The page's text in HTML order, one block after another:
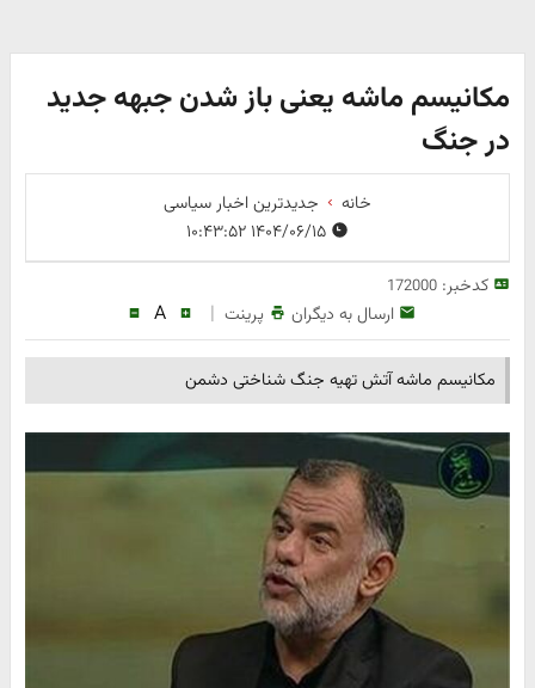
مکانیسم ماشه یعنی باز شدن جبهه جدید
در جنگ
خانه
جدیدترین اخبار سیاسی
کدخبر:172000
ارسال به دیگران پرینت |
A
مکانیسم ماشه آتش تهیه جنگ شناختی دشمن